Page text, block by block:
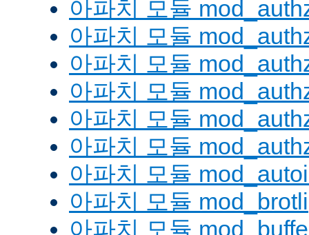
아파치 모듈
아파치 모듈
아파치 모듈
아파치 모듈
아파치 모듈
아파치 모듈
아파치 모듈
아파치 모듈 mod_brotli
아파치 모듈